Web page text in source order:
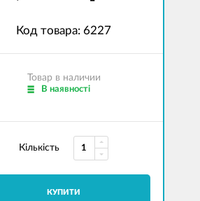
Код товара: 6227
Товар в наличии
В наявності
Кількість
КУПИТИ